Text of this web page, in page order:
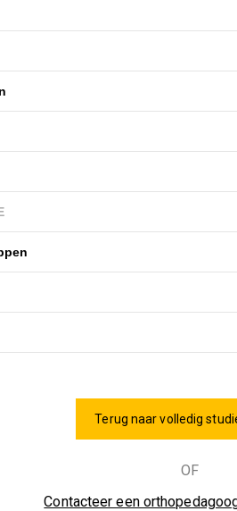
Terug naar volledig
OF
Contacteer een